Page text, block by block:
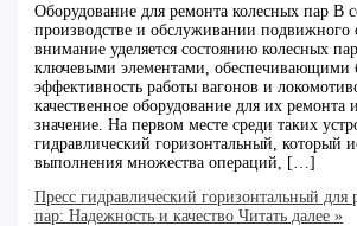
Оборудование для ремонта колесных пар В
производстве и обслуживании подвижного
внимание уделяется состоянию колесных
ключевыми элементами, обеспечивающими
эффективность работы вагонов и
качественное оборудование для их ремонта
значение. На первом месте среди таких
гидравлический горизонтальный, который
выполнения множества операций, […]
Пресс гидравлический горизонтальный для
пар: Надежность и качество Читать далее »